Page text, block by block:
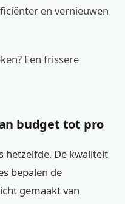
en vernieuwen
Een frissere
budget tot pro
hetzelfde. De kwaliteit
bepalen de
gemaakt van